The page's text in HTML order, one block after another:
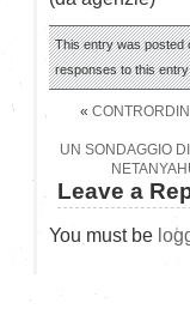
This entry was posted
responses to this
«
UN SONDAGGIO
Leave a
You must be